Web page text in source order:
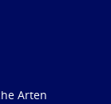
Arten